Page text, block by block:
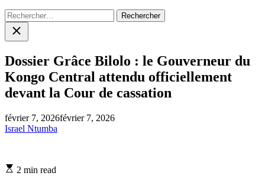
Rechercher :
Close
search
Dossier Grâce Bilolo : le Gouverneur du
Kongo Central attendu officiellement
devant la Cour de cassation
février 7, 2026février 7, 2026
Israel Ntumba
Estimated
2 min read